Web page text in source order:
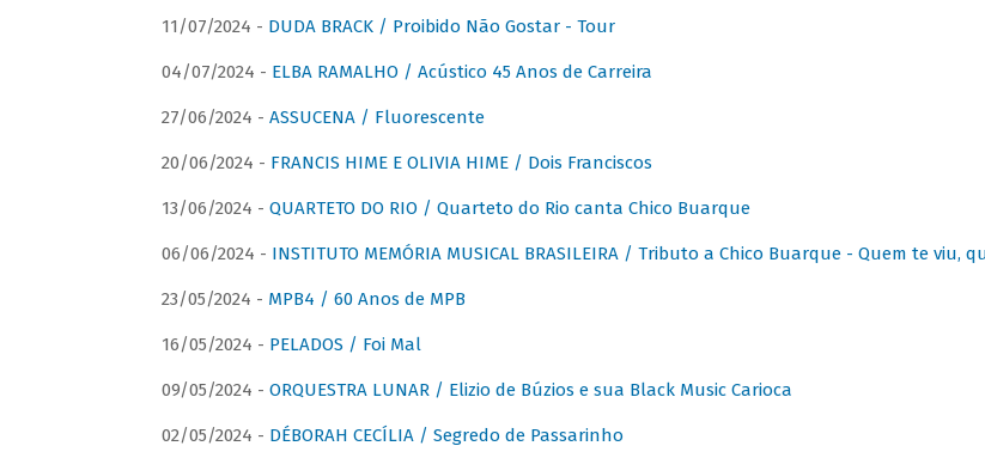
11/07/2024 - DUDA BRACK / Proibido Não Gostar - Tour
04/07/2024 - ELBA RAMALHO / Acústico 45 Anos de Carreira
27/06/2024 - ASSUCENA / Fluorescente
20/06/2024 - FRANCIS HIME E OLIVIA HIME / Dois Franciscos
13/06/2024 - QUARTETO DO RIO / Quarteto do Rio canta Chico Buarque
06/06/2024 - INSTITUTO MEMÓRIA MUSICAL BRASILEIRA / Tributo a Chico Buarque - Quem te viu,
23/05/2024 - MPB4 / 60 Anos de MPB
16/05/2024 - PELADOS / Foi Mal
09/05/2024 - ORQUESTRA LUNAR / Elizio de Búzios e sua Black Music Carioca
02/05/2024 - DÉBORAH CECÍLIA / Segredo de Passarinho